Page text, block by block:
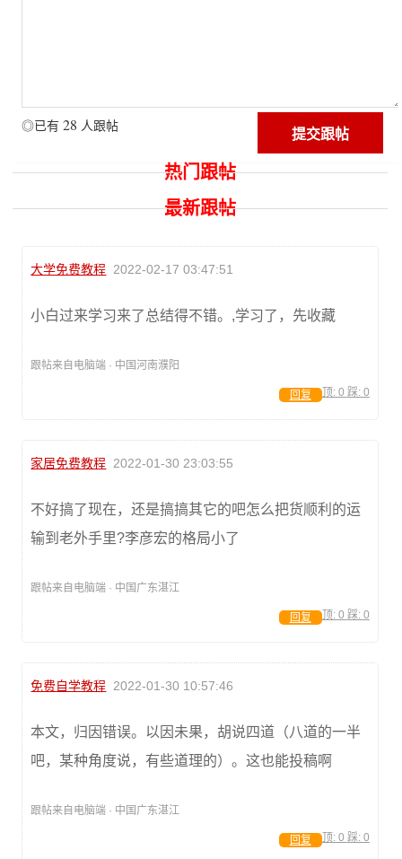
◎已有 28 人跟帖
热门跟帖
最新跟帖
大学免费教程 2022-02-17 03:47:51
小白过来学习来了总结得不错。,学习了，先收藏
跟帖来自电脑端 · 中国河南濮阳
顶: 0 踩: 0
回复
家居免费教程 2022-01-30 23:03:55
不好搞了现在，还是搞搞其它的吧怎么把货顺利的运
输到老外手里?李彦宏的格局小了
跟帖来自电脑端 · 中国广东湛江
顶: 0 踩: 0
回复
免费自学教程 2022-01-30 10:57:46
本文，归因错误。以因未果，胡说四道（八道的一半
吧，某种角度说，有些道理的）。这也能投稿啊
跟帖来自电脑端 · 中国广东湛江
顶: 0 踩: 0
回复